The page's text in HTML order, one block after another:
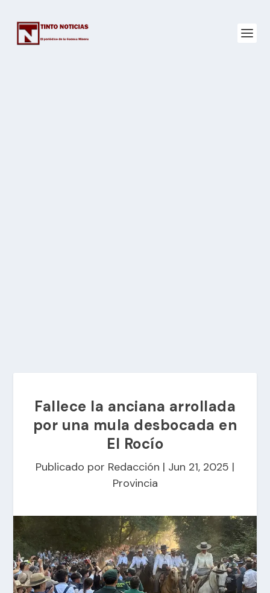
Fallece la anciana arrollada
por una mula desbocada en
El Rocío
Publicado por Redacción | Jun 21, 2025 |
Provincia